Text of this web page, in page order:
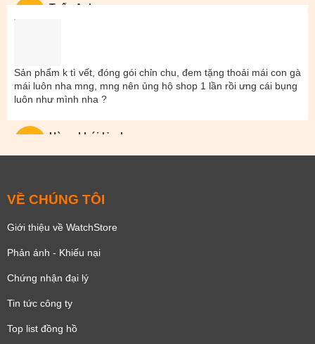
Tuấn Anh
Hùng khói lửa hp
Sản phẩm k tì vết, đóng gói chỉn chu, đem tặng thoải mái con gà
mái luôn nha mng, mng nên ủng hộ shop 1 lần rồi ưng cái bụng
luôn như mình nha ?
VỀ CHÚNG TÔI
Giới thiệu về WatchStore
Phản ánh - Khiếu nại
Chứng nhận đại lý
Tin tức công ty
Top list đồng hồ